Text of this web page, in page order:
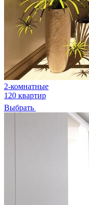
2-комнатные
120 квартир
Выбрать